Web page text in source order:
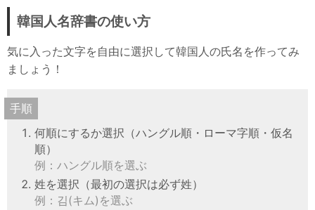
韓国人名辞書の使い方
気に入った文字を自由に選択して韓国人の氏名を作ってみ
ましょう！
手順
何順にするか選択（ハングル順・ローマ字順・仮名
順）
例：ハングル順を選ぶ
姓を選択（最初の選択は必ず姓）
例：김(キム)を選ぶ